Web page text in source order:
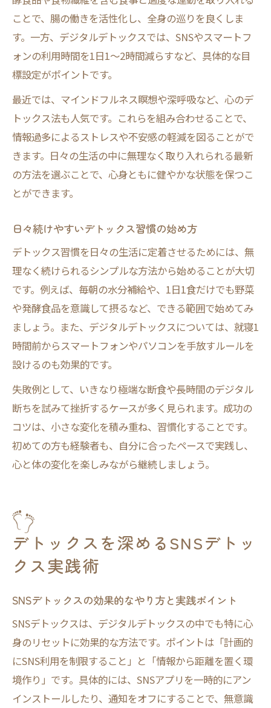
ことで、腸の働きを活性化し、全身の巡りを良くしま
す。一方、デジタルデトックスでは、SNSやスマートフ
ォンの利用時間を1日1～2時間減らすなど、具体的な目
標設定がポイントです。
最近では、マインドフルネス瞑想や深呼吸など、心のデ
トックス法も人気です。これらを組み合わせることで、
情報過多によるストレスや不安感の軽減を図ることがで
きます。日々の生活の中に無理なく取り入れられる最新
の方法を選ぶことで、心身ともに健やかな状態を保つこ
とができます。
日々続けやすいデトックス習慣の始め方
デトックス習慣を日々の生活に定着させるためには、無
理なく続けられるシンプルな方法から始めることが大切
です。例えば、毎朝の水分補給や、1日1食だけでも野菜
や発酵食品を意識して摂るなど、できる範囲で始めてみ
ましょう。また、デジタルデトックスについては、就寝1
時間前からスマートフォンやパソコンを手放すルールを
設けるのも効果的です。
失敗例として、いきなり極端な断食や長時間のデジタル
断ちを試みて挫折するケースが多く見られます。成功の
コツは、小さな変化を積み重ね、習慣化することです。
初めての方も経験者も、自分に合ったペースで実践し、
心と体の変化を楽しみながら継続しましょう。
デトックスを深めるSNSデトッ
クス実践術
SNSデトックスの効果的なやり方と実践ポイント
SNSデトックスは、デジタルデトックスの中でも特に心
身のリセットに効果的な方法です。ポイントは「計画的
にSNS利用を制限すること」と「情報から距離を置く環
境作り」です。具体的には、SNSアプリを一時的にアン
インストールしたり、通知をオフにすることで、無意識